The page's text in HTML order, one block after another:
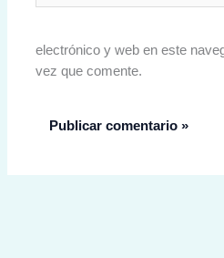
electrónico y web en este
vez que comente.